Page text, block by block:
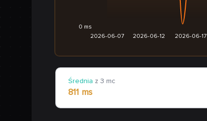
2026-06-07 2026-06-12 2026-06-17
0 ms
Średnia z 3 mc
811 ms